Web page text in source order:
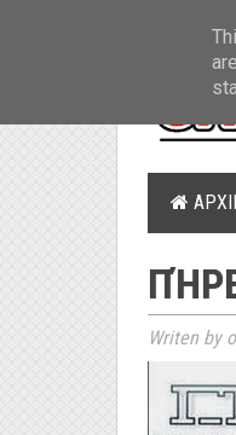
Writen by